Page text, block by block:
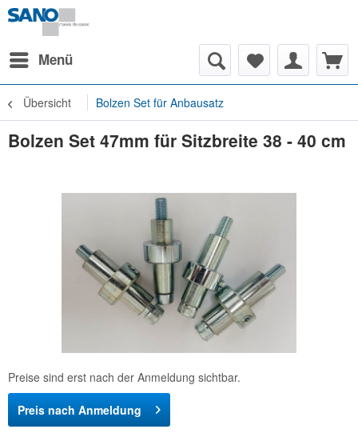
Menü
Übersicht Bolzen Set für Anbausatz
Bolzen Set 47mm für Sitzbreite 38 - 40 cm
Preise sind erst nach der Anmeldung sichtbar.
Preis nach Anmeldung